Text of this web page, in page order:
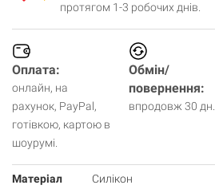
протягом 1-3 робочих днів.
Оплата:
онлайн, на
рахунок, PayPal,
готівкою, картою в
шоурумі.
Обмін/
повернення:
впродовж 30 дн.
Матеріал Силікон